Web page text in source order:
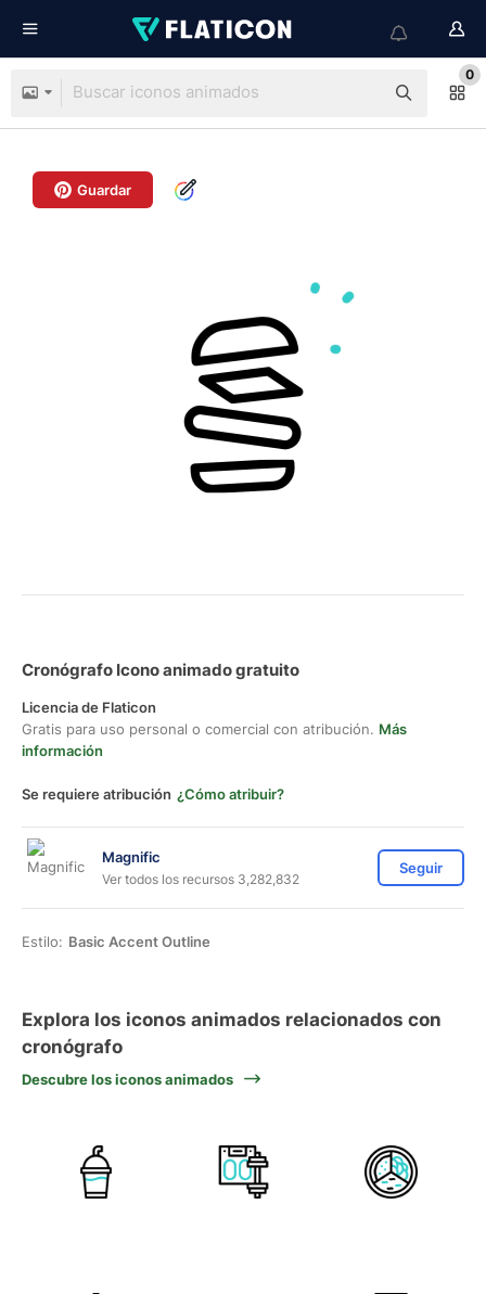
0
Guardar
Cronógrafo Icono animado gratuito
Licencia de Flaticon
Gratis para uso personal o comercial con atribución. Más
información
Se requiere atribución ¿Cómo atribuir?
Magnific
Ver todos los recursos 3,282,832
Seguir
Estilo: Basic Accent Outline
Explora los iconos animados relacionados con
cronógrafo
Descubre los iconos animados